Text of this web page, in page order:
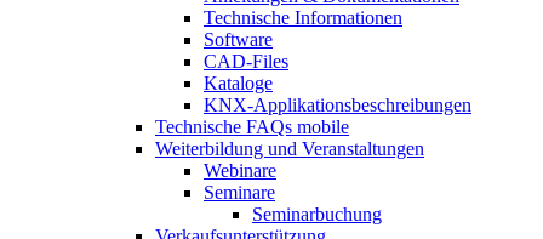
Technische Informationen
Software
CAD-Files
Kataloge
KNX-Applikationsbeschreibungen
Technische FAQs mobile
Weiterbildung und Veranstaltungen
Webinare
Seminare
Seminarbuchung